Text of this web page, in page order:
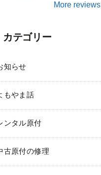
More reviews
カテゴリー
知らせ
もやま話
ンタル原付
古原付の修理